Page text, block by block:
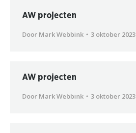
AW projecten
Door Mark Webbink 3 oktober 2023
AW projecten
Door Mark Webbink 3 oktober 2023